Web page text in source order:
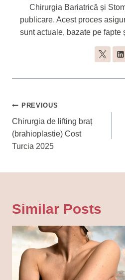
Chirurgia Bariatrică și
publicare. Acest proces
sunt actuale, bazate pe fapte
Navigare
În
Articole
PREVIOUS
Chirurgia de lifting braț
(brahioplastie) Cost
Turcia 2025
Similar Posts